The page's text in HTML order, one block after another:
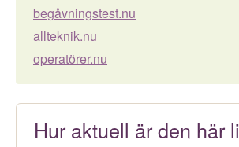
begåvningstest.nu
allteknik.nu
operatörer.nu
Hur aktuell är den här